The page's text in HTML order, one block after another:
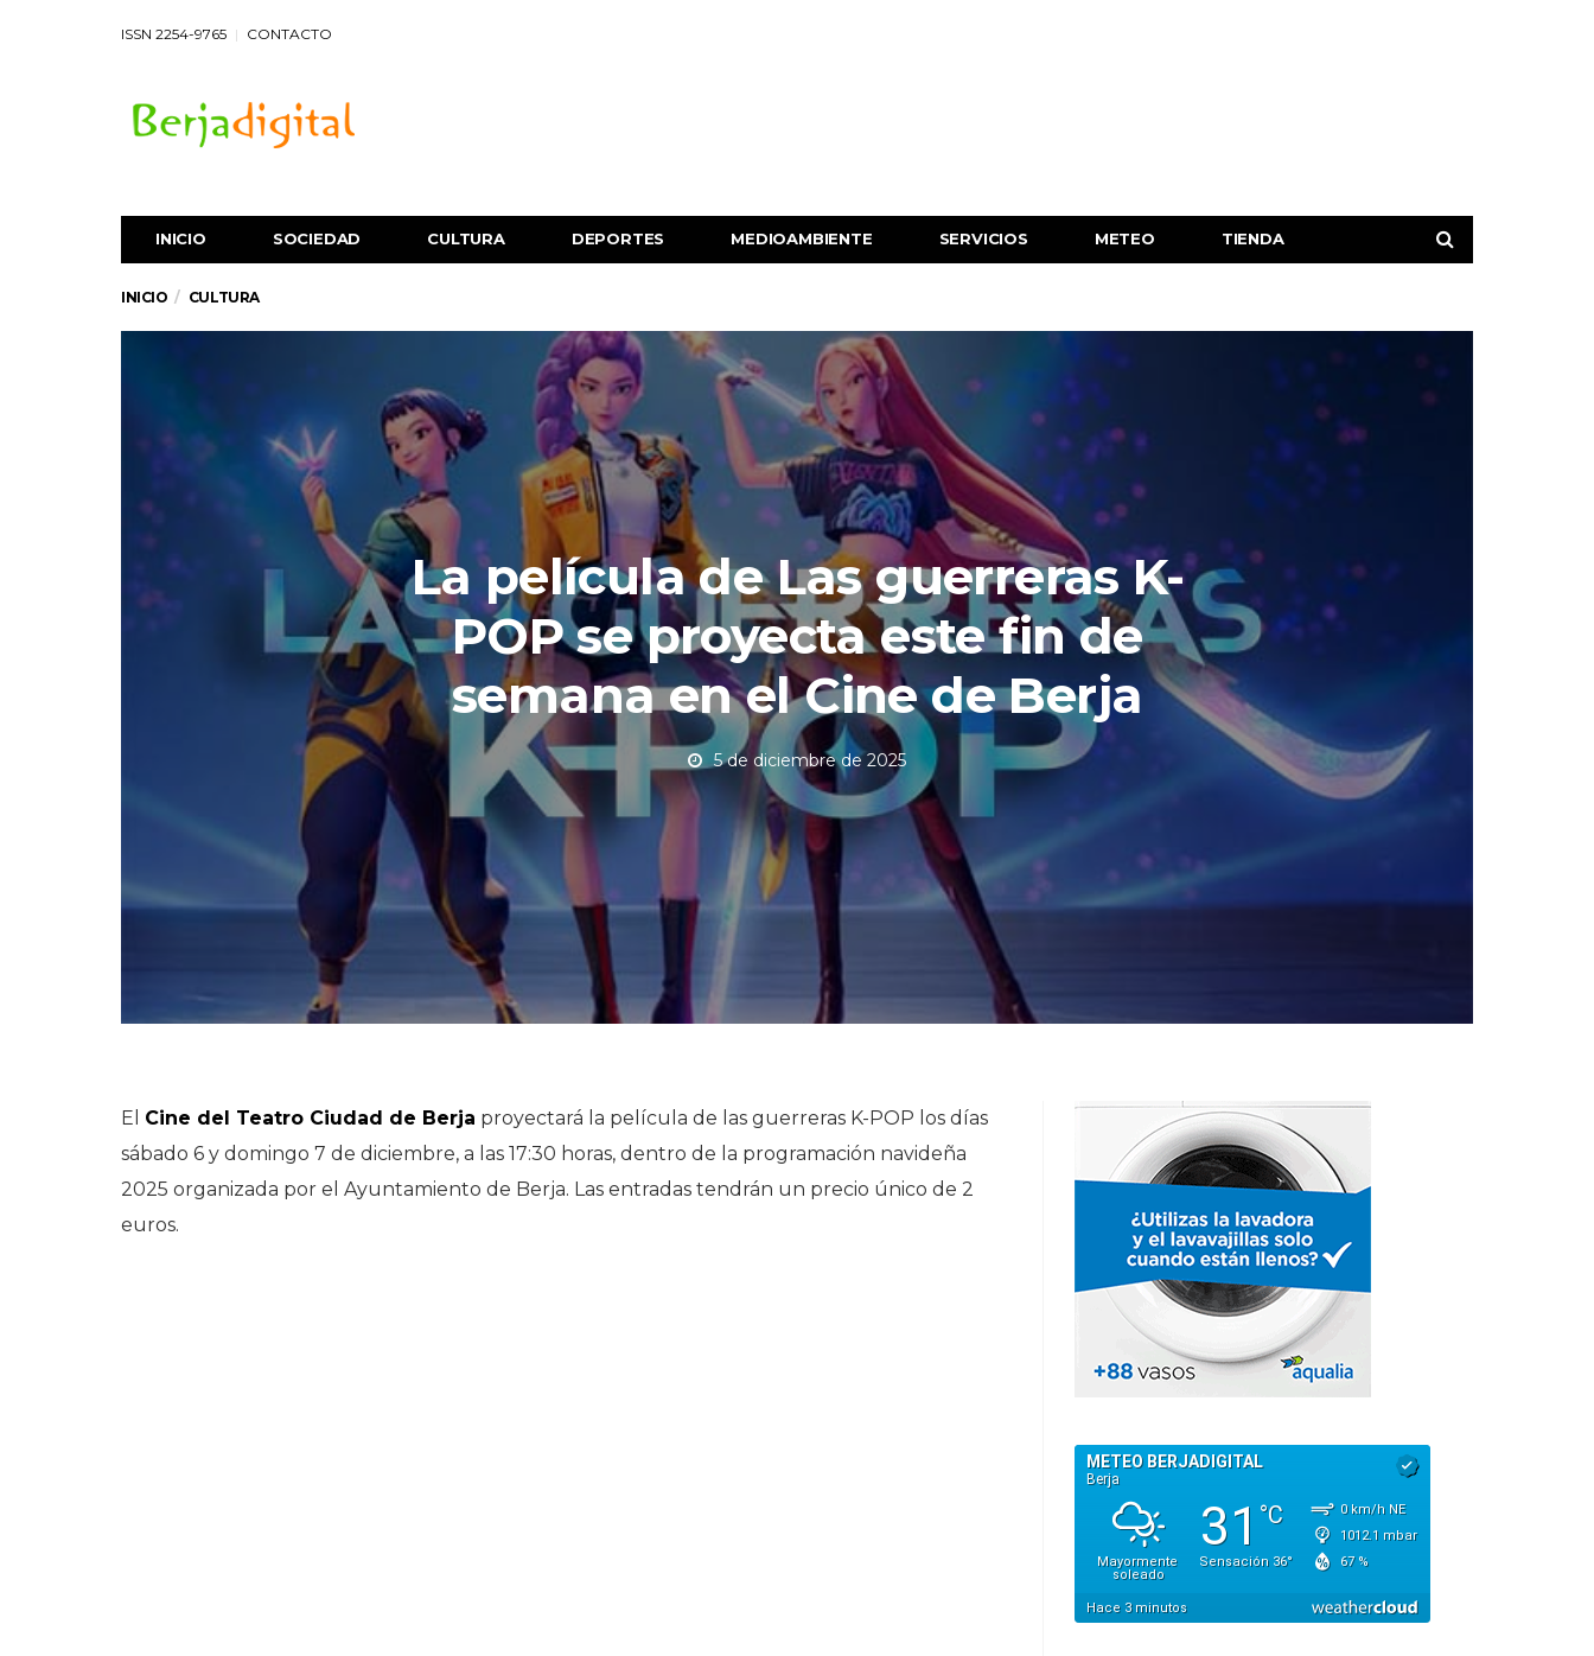
ISSN 2254-9765 CONTACTO
INICIO SOCIEDAD CULTURA DEPORTES MEDIOAMBIENTE SERVICIOS METEO TIENDA
INICIO CULTURA
La película de Las guerreras K-
POP se proyecta este fin de
semana en el Cine de Berja
5 de diciembre de 2025
El Cine del Teatro Ciudad de Berja proyectará la película de las guerreras K-POP los días
sábado 6 y domingo 7 de diciembre, a las 17:30 horas, dentro de la programación navideña
2025 organizada por el Ayuntamiento de Berja. Las entradas tendrán un precio único de 2
euros.